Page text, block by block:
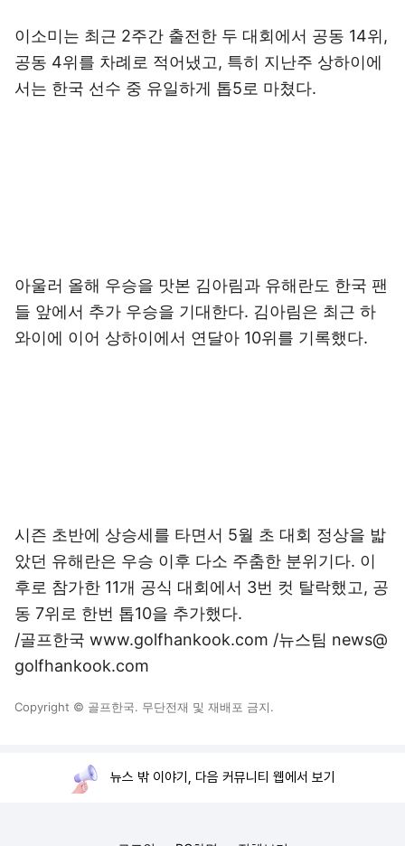
이소미는 최근 2주간 출전한 두 대회에서 공동 14위,
공동 4위를 차례로 적어냈고, 특히 지난주 상하이에
서는 한국 선수 중 유일하게 톱5로 마쳤다.
아울러 올해 우승을 맛본 김아림과 유해란도 한국 팬
들 앞에서 추가 우승을 기대한다. 김아림은 최근 하
와이에 이어 상하이에서 연달아 10위를 기록했다.
시즌 초반에 상승세를 타면서 5월 초 대회 정상을 밟
았던 유해란은 우승 이후 다소 주춤한 분위기다. 이
후로 참가한 11개 공식 대회에서 3번 컷 탈락했고, 공
동 7위로 한번 톱10을 추가했다.
/골프한국 www.golfhankook.com /뉴스팀 news@
golfhankook.com
Copyright © 골프한국. 무단전재 및 재배포 금지.
뉴스 밖 이야기, 다음 커뮤니티 웹에서 보기